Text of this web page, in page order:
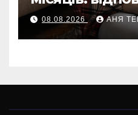
вагітних і не
08.08.2026 АНЯ